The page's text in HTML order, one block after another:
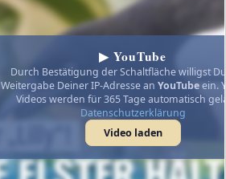
▶ YouTube
Durch Bestätigung der Schaltfläche willigst
Weitergabe Deiner IP-Adresse an YouTubeein.
Videos werden für 365 Tage automatisch
Datenschutzerklärung
Video laden